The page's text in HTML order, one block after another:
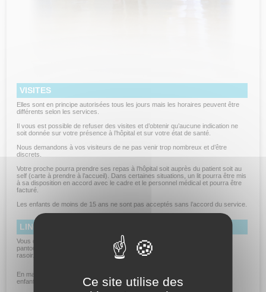
VISITES
Elles sont en principe autorisées tous les jours mais les horaires peuvent être
différents selon les services.
Il vous est possible de refuser des visites et d’obtenir qu’aucune indication ne
soit donnée sur votre présence à l’hôpital et sur votre état de santé.
Nous demandons à vos visiteurs de ne pas venir trop nombreux et d’être
discrets.
Votre proche pourra prendre ses repas à l’hôpital soit auprès du patient soit au
self (carte à prendre à l’accueil). Dans certaines situations, un lit pourra être mis
à sa disposition en accord avec le cadre et le personnel médical et pourra être
facturé.
Les enfants de moins de 15 ans ne sont pas acceptés sans l’accord du service.
LINGE ET EFFETS PERSONNELS
Vous devez apporter votre linge personnel (linge de nuit, robe de chambre,
pantoufles) et votre nécessaire de toilette (linge de toilette, brosse à dent,
rasoir...).
En maternité, prévoyez des vêtements pour le séjour et la sortie de votre
enfant.
Ce site utilise des